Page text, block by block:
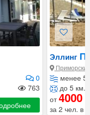
0
763
Эллинг
менее
до 5 км.
от4000
за 2 чел. в